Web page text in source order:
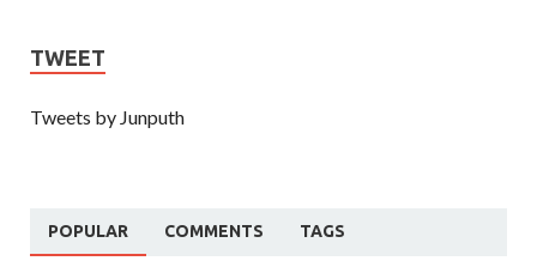
TWEET
Tweets by Junputh
POPULAR COMMENTS TAGS